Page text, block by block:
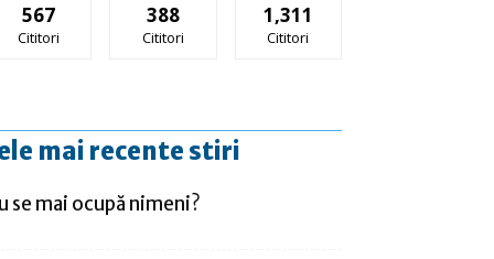
567
Cititori
388
Cititori
1,311
Cititori
mai recente stiri
se mai ocupă nimeni?